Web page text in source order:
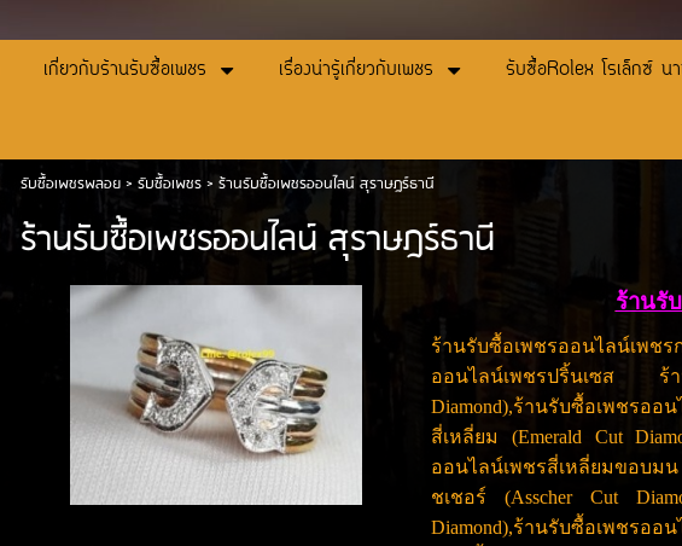
เกี่ยวกับร้านรับซื้อเพชร เรื่องน่ารู้เกี่ยวกับเพชร รับซื้อRolex โรเล็กซ์ น
รับซื้อเพชรพลอย> รับซื้อเพชร> ร้านรับซื้อเพชรออนไลน์ สุราษฎร์ธานี
ร้านรับซื้อเพชรออนไลน์ สุราษฎร์ธานี
ร้านรั
ร้านรับซื้อเพชรออนไลน์เพช
ออนไลน์เพชรปริ้นเซส ร้
Diamond),ร้านรับซื้อเพชร
สี่เหลี่ยม (Emerald Cut
ออนไลน์เพชรสี่เหลี่ยมขอบมน
ชเชอร์ (Asscher Cut
Diamond),ร้านรับซื้อเพชร